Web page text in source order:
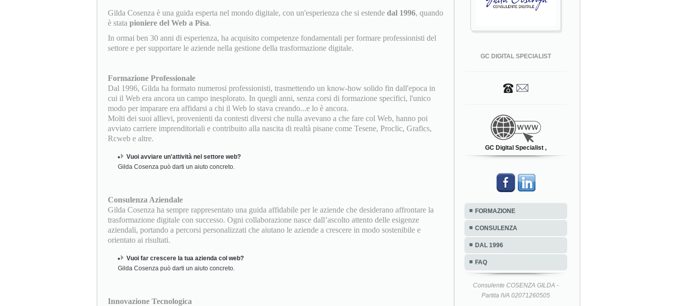
Gilda Cosenza è una guida esperta nel mondo digitale, con un'esperienza che si estende dal 1996, quando
è stata pioniere del Web a Pisa.
In ormai ben 30 anni di esperienza, ha acquisito competenze fondamentali per formare professionisti del
settore e per supportare le aziende nella gestione della trasformazione digitale.
Formazione Professionale
Dal 1996, Gilda ha formato numerosi professionisti, trasmettendo un know-how solido fin dall'epoca in
cui il Web era ancora un campo inesplorato. In quegli anni, senza corsi di formazione specifici, l'unico
modo per imparare era affidarsi a chi il Web lo stava creando...e lo è ancora.
Molti dei suoi allievi, provenienti da contesti diversi che nulla avevano a che fare col Web, hanno poi
avviato carriere imprenditoriali e contribuito alla nascita di realtà pisane come Tesene, Proclic, Grafics,
Rcweb e altre.
Vuoi avviare un'attività nel settore web?
Gilda Cosenza può darti un aiuto concreto.
Consulenza Aziendale
Gilda Cosenza ha sempre rappresentato una guida affidabile per le aziende che desiderano affrontare la
trasformazione digitale con successo. Ogni collaborazione nasce dall’ascolto attento delle esigenze
aziendali, portando a percorsi personalizzati che aiutano le aziende a crescere in modo sostenibile e
orientato ai risultati.
Vuoi far crescere la tua azienda col web?
Gilda Cosenza può darti un aiuto concreto.
Innovazione Tecnologica
GC DIGITAL SPECIALIST
GC Digital Specialist ,
FORMAZIONE
CONSULENZA
DAL 1996
FAQ
Consulente COSENZA GILDA -
Partita IVA 02071260505